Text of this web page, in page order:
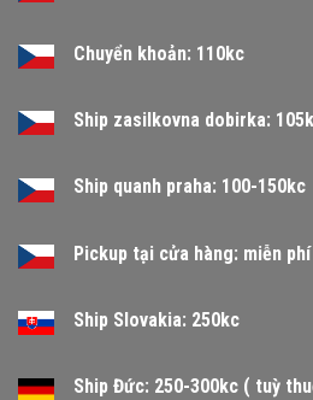
Chuyển khoản: 110kc
Ship zasilkovna dobirka:
Ship quanh praha: 100-150kc
Pickup tại cửa hàng: miễn phí
Ship Slovakia: 250kc
Ship Đức: 250-300kc ( tuỳ